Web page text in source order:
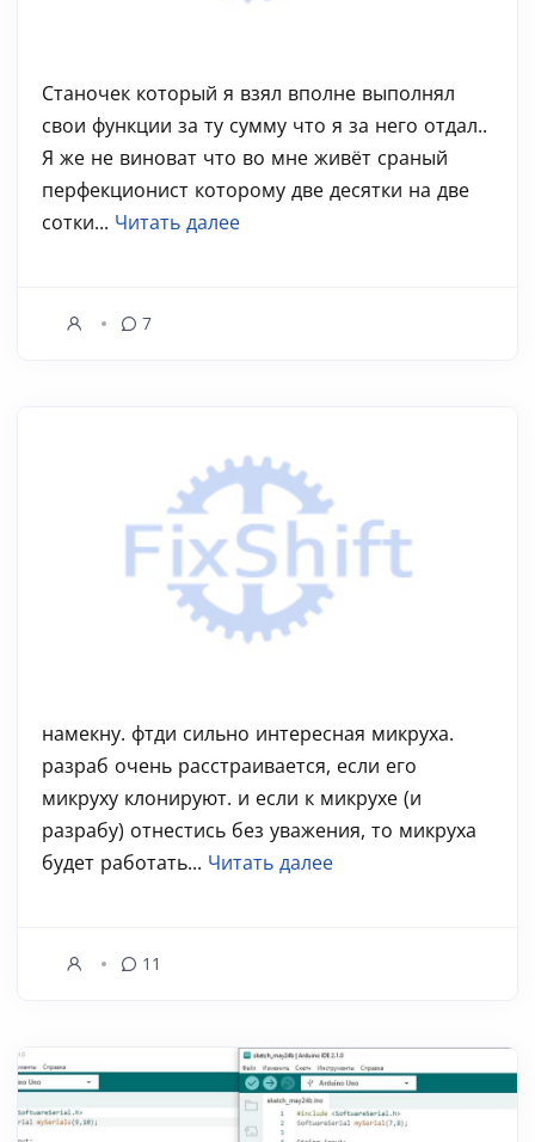
Станочек который я взял вполне выполнял
свои функции за ту сумму что я за него отдал..
Я же не виноват что во мне живёт сраный
перфекционист которому две десятки на две
сотки... Читать далее
7
намекну. фтди сильно интересная микруха.
разраб очень расстраивается, если его
микруху клонируют. и если к микрухе (и
разрабу) отнестись без уважения, то микруха
будет работать... Читать далее
11